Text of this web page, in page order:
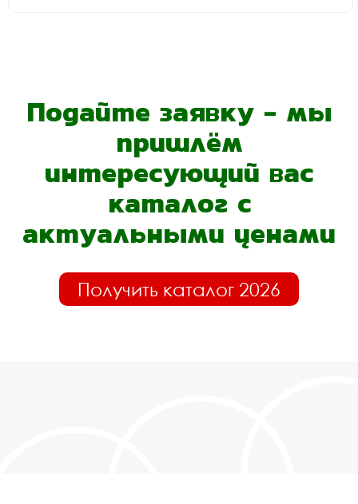
Подайте заявку - мы
пришлём
интересующий вас
каталог с
актуальными ценами
Получить каталог 2026